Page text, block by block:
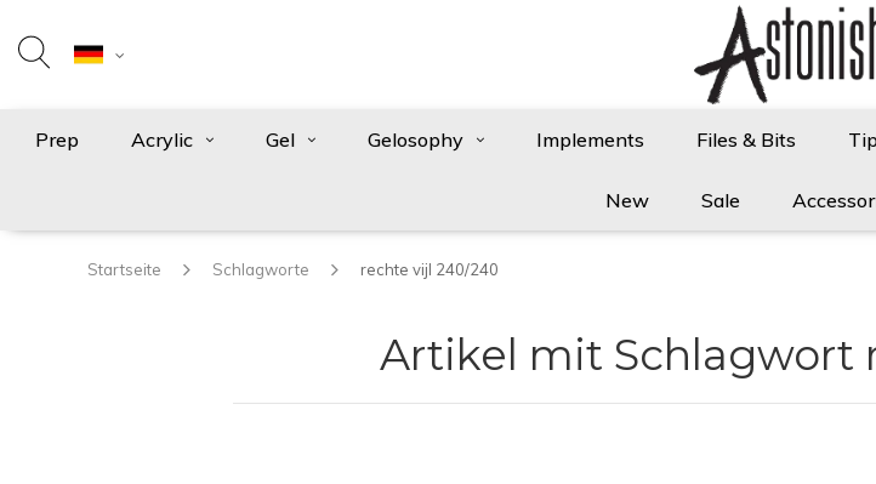
Prep Acrylic Gel Gelosophy Implements Files & Bits
New Sale
Startseite Schlagworte rechte vijl 240/240
Artikel mit Schlagwort